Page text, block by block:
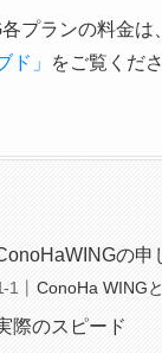
プランの料金は、
ド」
をご覧くださ
の
ConoHa WING
際のスピード